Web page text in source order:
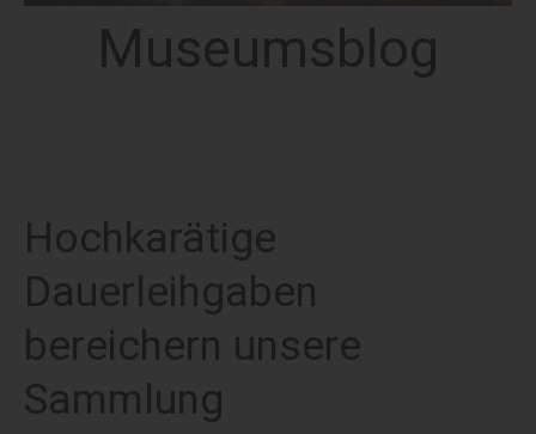
Museumsblog
Hochkarätige
Dauerleihgaben
bereichern unsere
Sammlung